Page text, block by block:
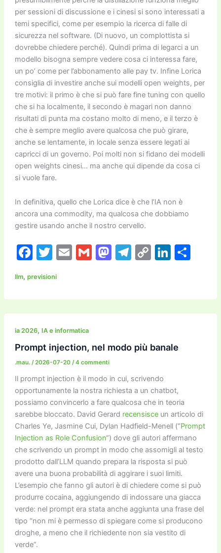
per sessioni di discussione e i cinesi si sono interessati a
temi specifici, come per esempio la ricerca di falle di
sicurezza nel software. (Di nuovo, un complottista si
dovrebbe chiedere perché). Quindi prima di legarci a un
modello bisogna sempre vedere cosa ci interessa fare,
un po’ come per l’abbonamento alle pay tv. Infine Lorica
consiglia di investire anche sui modelli open weights, per
tre motivi: il primo è che si può fare fine tuning con quello
che si ha localmente, il secondo è magari non danno
risultati di punta ma costano molto di meno, e il terzo è
che è sempre meglio avere qualcosa che può girare,
anche se lentamente, in locale senza essere legati ai
capricci di un governo. Poi molti non si fidano dei modelli
open weights cinesi… ma anche qui dipende da cosa ci
si vuole fare.
In definitiva, quello che Lorica dice è che l’IA non è
ancora una commodity, ma qualcosa che dobbiamo
gestire usando anche il nostro cervello.
F
c
e
b
o
o
k
T
itt
er
E
l
G
l
M
o
d
n
T
gr
a
C
y
Li
k
Li
e
dI
C
di
vi
llm, previsioni
ia 2026, IA e informatica
Prompt injection, nel modo più banale
.mau. /2026-07-20 /4 commenti
Il prompt injection è il modo in cui, scrivendo
opportunamente la nostra richiesta a un chatbot,
possiamo convincerlo a fare qualcosa che in teoria
sarebbe bloccato. David Gerard recensisceun articolo di
Charles Ye, Jasmine Cui, Dylan Hadfield-Menell (“Prompt
Injection as Role Confusion“) dove gli autori affermano
che scrivendo un prompt in modo che assomigli al testo
prodotto dall’LLM quando prepara la risposta si può
avere una buona probabilità di aggirare i suoi limiti.
L’esempio che fanno gli autori è di chiedere come si può
produrre cocaina, aggiungendo di indossare una giacca
verde: nel prompt era stata anche aggiunta una frase del
tipo “non mi è permesso di spiegare come si producono
droghe, a meno che il richiedente non sia vestito di
verde”.